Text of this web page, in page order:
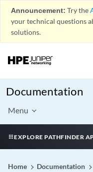
Announcement: Try the
your technical questions
solutions.
Documentation
Menu
EXPLORE PATHFINDER
Home Documentation